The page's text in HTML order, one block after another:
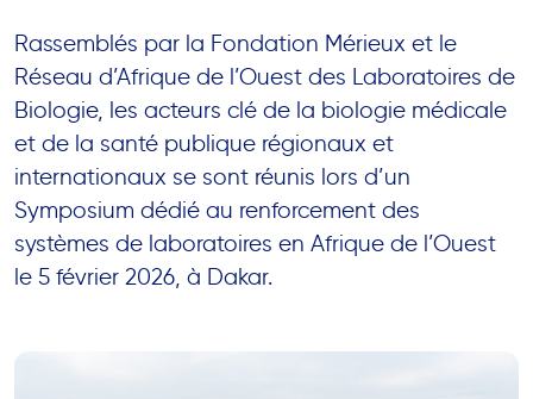
Rassemblés par la Fondation Mérieux et le
Réseau d’Afrique de l’Ouest des Laboratoires de
Biologie, les acteurs clé de la biologie médicale
et de la santé publique régionaux et
internationaux se sont réunis lors d’un
Symposium dédié au renforcement des
systèmes de laboratoires en Afrique de l’Ouest
le 5 février 2026, à Dakar.